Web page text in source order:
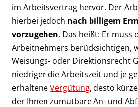
im Arbeitsvertrag hervor. Der
hierbei jedoch nach billigem
vorzugehen. Das heißt: Er muss
Arbeitnehmers berücksichtigen,
Weisungs- oder Direktionsrecht
niedriger die Arbeitszeit und je
erhalteneVergütung, desto
der Ihnen zumutbare An- und